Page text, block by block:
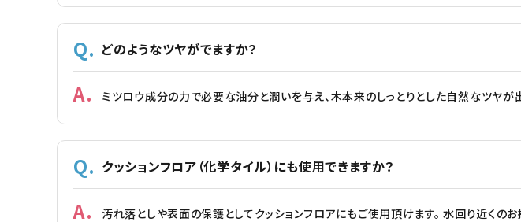
どのようなツヤがでますか？
ミツロウ成分の力で必要な油分と潤いを与え、木本来のしっとりとした自然なツヤが
クッションフロア（化学タイル）にも使用できますか？
汚れ落としや表面の保護としてクッションフロアにもご使用頂けます。 水回り近くの